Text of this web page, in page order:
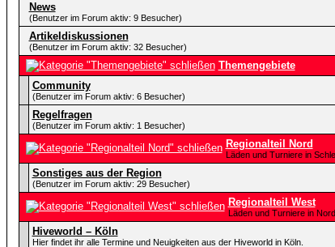
News
(Benutzer im Forum aktiv: 9 Besucher)
Artikeldiskussionen
(Benutzer im Forum aktiv: 32 Besucher)
Themengebiete
Community
(Benutzer im Forum aktiv: 6 Besucher)
Regelfragen
(Benutzer im Forum aktiv: 1 Besucher)
Regionalteil Nord
Läden und Turniere in
Sonstiges aus der Region
(Benutzer im Forum aktiv: 29 Besucher)
Regionalteil West
Läden und Turniere in
Hiveworld – Köln
Hier findet ihr alle Termine und Neuigkeiten aus der Hiveworld in Köln.